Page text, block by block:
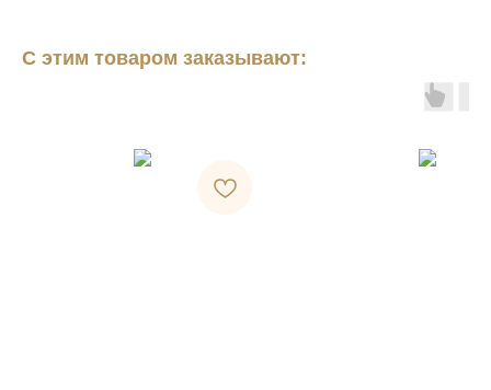
С этим товаром заказывают: